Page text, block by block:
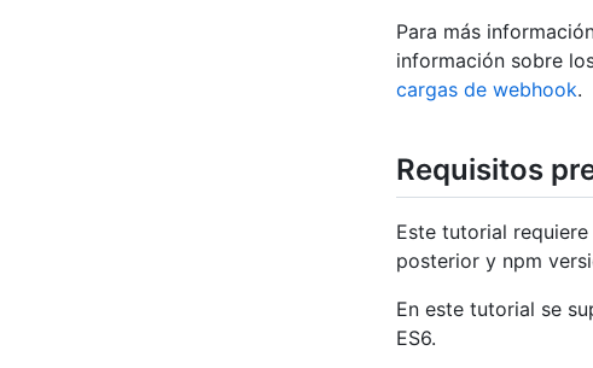
Para más
información sobre
cargas de webhook.
Requisitos
Este tutorial
posterior y npm
En este tutorial se
ES6.